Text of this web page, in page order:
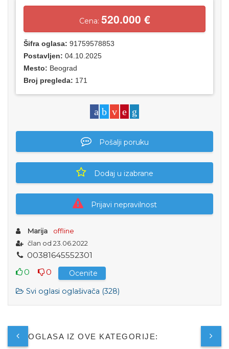
Cena: 520.000 €
Šifra oglasa: 91759578853
Postavljen: 04.10.2025
Mesto: Beograd
Broj pregleda: 171
Pošalji poruku
Dodaj u izabrane
Prijavi nepravilnost
Marija
offline
član od 23.06.2022
00381645552301
0
0
Ocenite
Svi oglasi oglašivača (328)
JOŠ OGLASA IZ OVE KATEGORIJE: